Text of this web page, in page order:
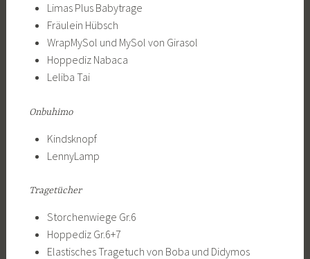
Limas Plus Babytrage
Fräulein Hübsch
WrapMySol und MySol von Girasol
Hoppediz Nabaca
Leliba Tai
Onbuhimo
Kindsknopf
LennyLamp
Tragetücher
Storchenwiege Gr.6
Hoppediz Gr.6+7
Elastisches Tragetuch von Boba und Didymos